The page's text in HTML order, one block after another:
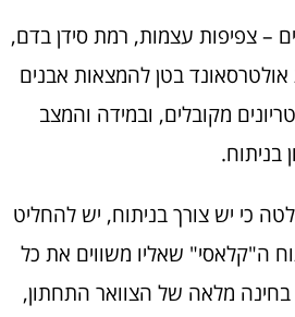
– צפיפות עצמות, רמת סידן בדם,
בטן להמצאות אבנים
מקובלים, ובמידה והמצב
בניתוח.
כי יש צורך בניתוח, יש להחליט
ה"קלאסי" שאליו משווים את כל
בחינה מלאה של הצוואר התחתון,